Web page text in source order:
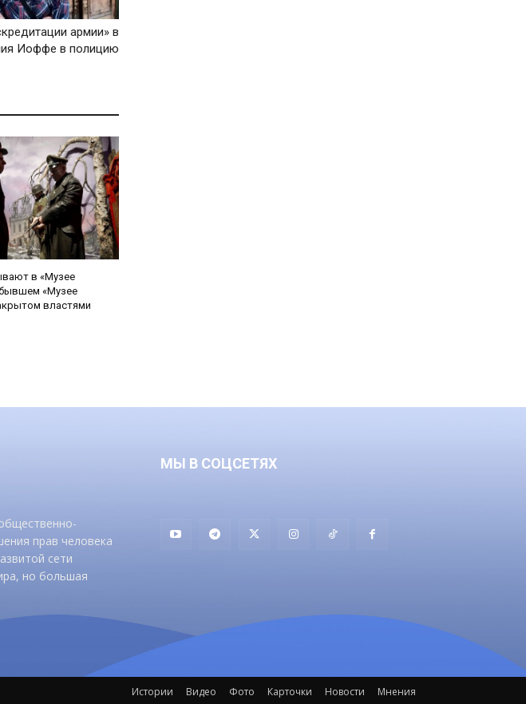
армии» в
Иоффе в полицию
в «Музее
«Музее
властями
прав человека
сети
но большая
МЫ В СОЦСЕТЯХ
Истории Видео Фото Карточки Новости Мнения